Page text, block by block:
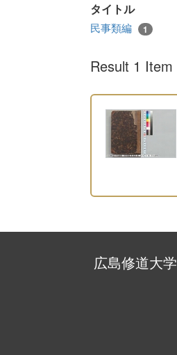
タイトル
民事類編 1
Result 1 Item
広島修道大学